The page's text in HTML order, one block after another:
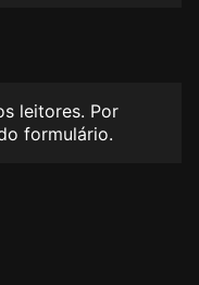
leitores. Por
formulário.